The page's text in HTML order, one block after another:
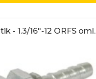
- 1.3/16"-12 ORFS oml.